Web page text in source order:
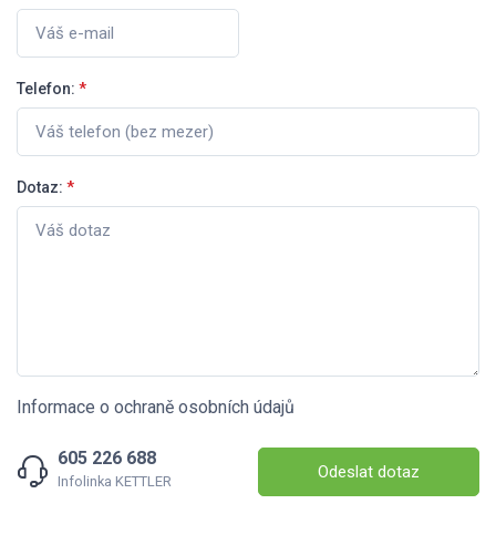
Telefon: *
Dotaz: *
Informace o ochraně osobních údajů
605 226 688
Infolinka KETTLER Odeslat dotaz